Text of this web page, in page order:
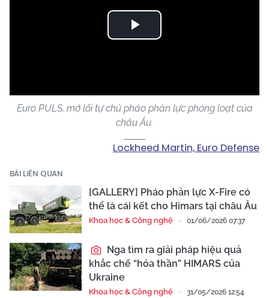
Play
Euro PULS, mở lối tự chủ pháo phản lực phóng loạt của
châu Âu.
Lockheed Martin, Euro Defense
BÀI LIÊN QUAN
[GALLERY] Pháo phản lực X-Fire có
thể là cái kết cho Himars tại châu Âu
Khoa học & Công nghệ 01/06/2026 07:37
Nga tìm ra giải pháp hiệu quả
khắc chế “hỏa thần” HIMARS của
Ukraine
Khoa học & Công nghệ 31/05/2026 12:54